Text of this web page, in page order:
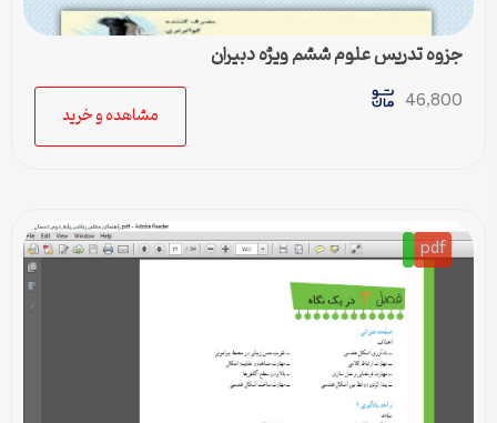
جزوه تدریس علوم ششم ویژه دبیران
46,800
مشاهده و خرید
pdf